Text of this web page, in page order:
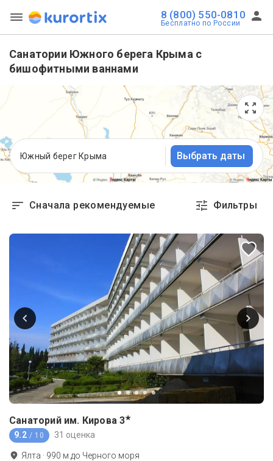
8 (800) 550-0810
Бесплатно по России
Санатории Южного берега Крыма с
бишофитными ваннами
Южный берег Крыма Выбрать даты
Сначала рекомендуемые Фильтры
Санаторий им. Кирова 3★
9.2 / 10 31 оценка
Ялта · 990 м до Черного моря